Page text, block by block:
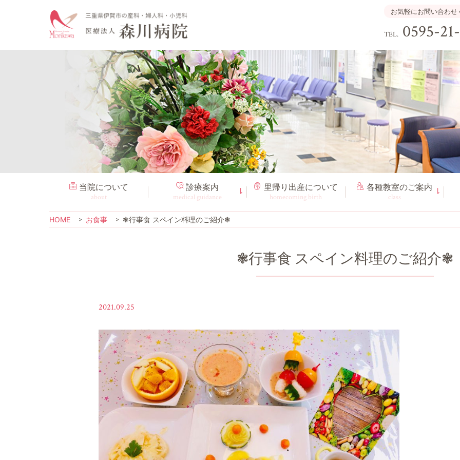
お気軽にお問い合わせ
TEL. 0595-
当院について
about
診療案内
medical guidance
里帰り出産について
homecoming birth
各種教室のご案内
class
HOME お食事 ❃行事食 スペイン料理のご紹介❃
❃行事食 スペイン料理のご紹介❃
2021.09.25